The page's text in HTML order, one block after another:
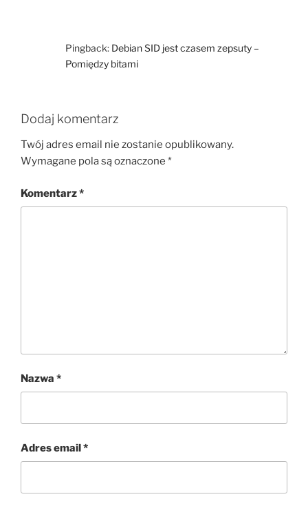
Pingback: Debian SID jest czasem zepsuty –
Pomiędzy bitami
Dodaj komentarz
Twój adres email nie zostanie opublikowany.
Wymagane pola są oznaczone *
Komentarz*
Nazwa *
Adres email*